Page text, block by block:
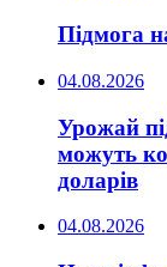
Підмога
04.08.2026
Урожай
можуть
доларів
04.08.2026